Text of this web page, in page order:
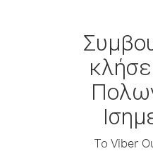
Το Viber